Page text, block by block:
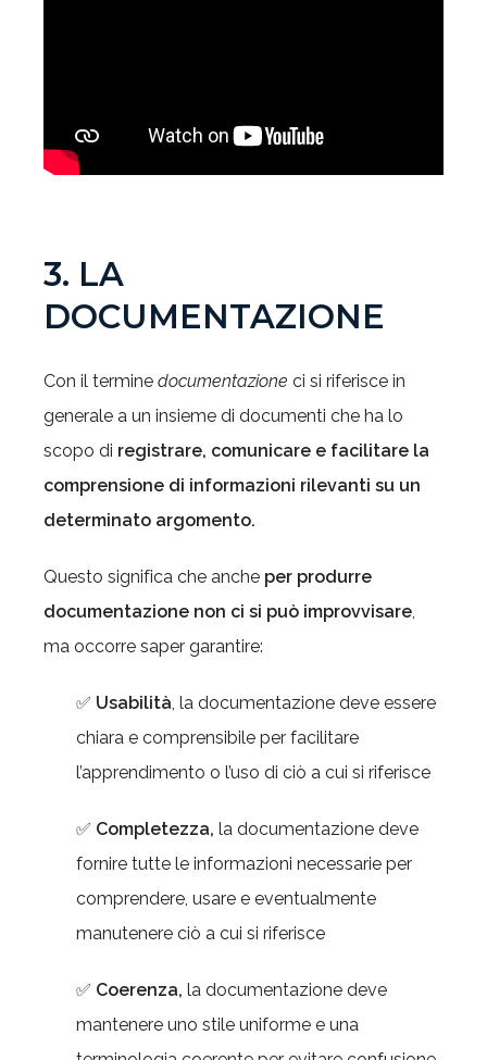
3. LA
DOCUMENTAZIONE
Con il termine documentazione ci si riferisce in
generale a un insieme di documenti che ha lo
scopo di registrare, comunicare e facilitare la
comprensione di informazioni rilevanti su un
determinato argomento.
Questo significa che anche per produrre
documentazione non ci si può improvvisare,
ma occorre saper garantire:
✅ Usabilità, la documentazione deve essere
chiara e comprensibile per facilitare
l’apprendimento o l’uso di ciò a cui si riferisce
✅ Completezza, la documentazione deve
fornire tutte le informazioni necessarie per
comprendere, usare e eventualmente
manutenere ciò a cui si riferisce
✅ Coerenza, la documentazione deve
mantenere uno stile uniforme e una